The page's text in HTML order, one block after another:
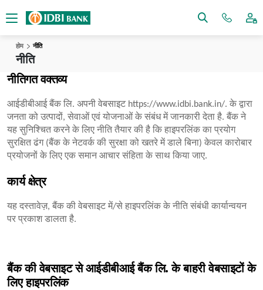
होम नीति
नीति
नीतिगत वक्तव्य
आईडीबीआई बैंक लि. अपनी वेबसाइट https://www.idbi.bank.in/. के द्वारा
जनता को उत्पादों, सेवाओं एवं योजनाओं के संबंध में जानकारी देता है. बैंक ने
यह सुनिश्चित करने के लिए नीति तैयार की है कि हाइपरलिंक का प्रयोग
सुरक्षित ढंग (बैंक के नेटवर्क की सुरक्षा को खतरे में डाले बिना) केवल कारोबार
प्रयोजनों के लिए एक समान आचार संहिता के साथ किया जाए.
कार्य क्षेत्र
यह दस्तावेज़, बैंक की वेबसाइट में/से हाइपरलिंक के नीति संबंधी कार्यान्वयन
पर प्रकाश डालता है.
बैंक की वेबसाइट से आईडीबीआई बैंक लि. के बाहरी वेबसाइटों के
लिए हाइपरलिंक